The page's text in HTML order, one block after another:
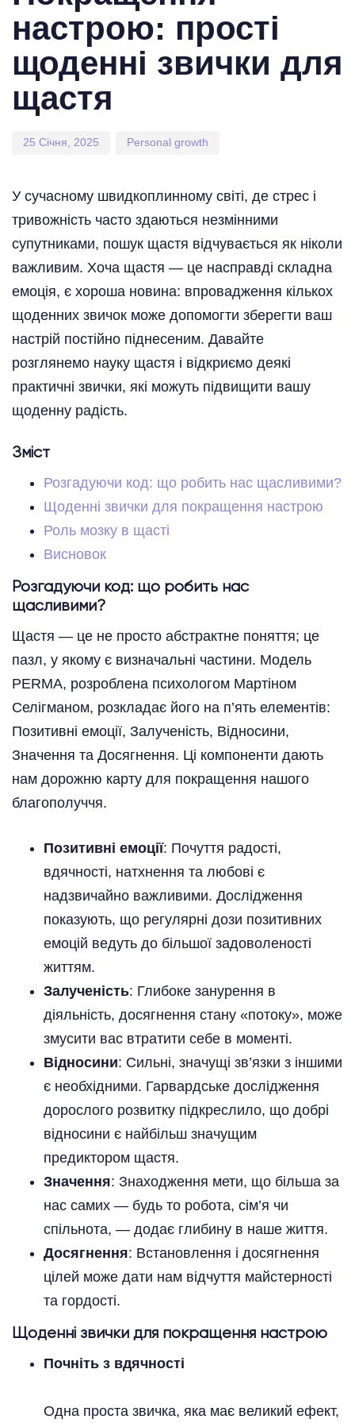
настрою: прості
щоденні звички для
щастя
25 Січня, 2025 Personal growth
У сучасному швидкоплинному світі, де стрес і
тривожність часто здаються незмінними
супутниками, пошук щастя відчувається як ніколи
важливим. Хоча щастя — це насправді складна
емоція, є хороша новина: впровадження кількох
щоденних звичок може допомогти зберегти ваш
настрій постійно піднесеним. Давайте
розглянемо науку щастя і відкриємо деякі
практичні звички, які можуть підвищити вашу
щоденну радість.
Зміст
Розгадуючи код: що робить нас щасливими?
Щоденні звички для покращення настрою
Роль мозку в щасті
Висновок
Розгадуючи код: що робить нас
щасливими?
Щастя — це не просто абстрактне поняття; це
пазл, у якому є визначальні частини. Модель
PERMA, розроблена психологом Мартіном
Селігманом, розкладає його на п’ять елементів:
Позитивні емоції, Залученість, Відносини,
Значення та Досягнення. Ці компоненти дають
нам дорожню карту для покращення нашого
благополуччя.
Позитивні емоції: Почуття радості,
вдячності, натхнення та любові є
надзвичайно важливими. Дослідження
показують, що регулярні дози позитивних
емоцій ведуть до більшої задоволеності
життям.
Залученість: Глибоке занурення в
діяльність, досягнення стану «потоку», може
змусити вас втратити себе в моменті.
Відносини: Сильні, значущі зв’язки з іншими
є необхідними. Гарвардське дослідження
дорослого розвитку підкреслило, що добрі
відносини є найбільш значущим
предиктором щастя.
Значення: Знаходження мети, що більша за
нас самих — будь то робота, сім’я чи
спільнота, — додає глибину в наше життя.
Досягнення: Встановлення і досягнення
цілей може дати нам відчуття майстерності
та гордості.
Щоденні звички для покращення настрою
Почніть з вдячності
Одна проста звичка, яка має великий ефект,